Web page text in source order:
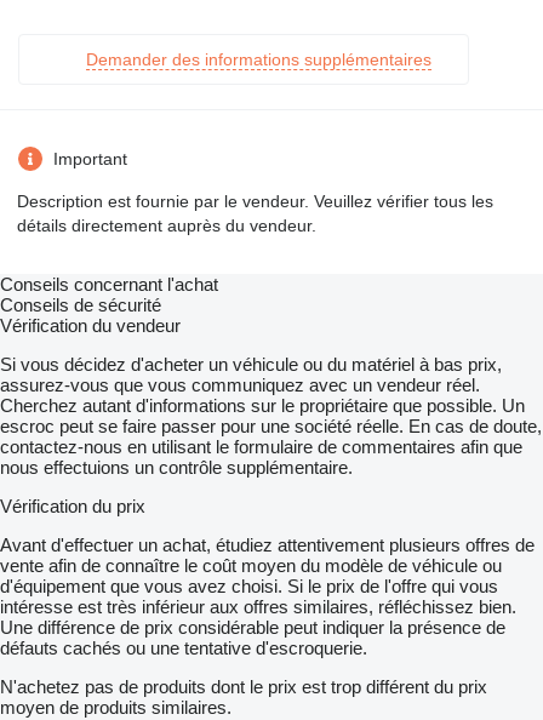
Demander des informations supplémentaires
Important
Description est fournie par le vendeur. Veuillez vérifier tous les
détails directement auprès du vendeur.
Conseils concernant l'achat
Conseils de sécurité
Vérification du vendeur
Si vous décidez d'acheter un véhicule ou du matériel à bas prix,
assurez-vous que vous communiquez avec un vendeur réel.
Cherchez autant d'informations sur le propriétaire que possible. Un
escroc peut se faire passer pour une société réelle. En cas de doute,
contactez-nous en utilisant le formulaire de commentaires afin que
nous effectuions un contrôle supplémentaire.
Vérification du prix
Avant d'effectuer un achat, étudiez attentivement plusieurs offres de
vente afin de connaître le coût moyen du modèle de véhicule ou
d'équipement que vous avez choisi. Si le prix de l'offre qui vous
intéresse est très inférieur aux offres similaires, réfléchissez bien.
Une différence de prix considérable peut indiquer la présence de
défauts cachés ou une tentative d'escroquerie.
N'achetez pas de produits dont le prix est trop différent du prix
moyen de produits similaires.